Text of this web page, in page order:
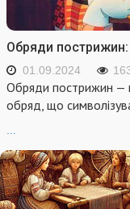
Обряди пострижин:
01.09.2024
Обряди пострижин —
обряд, що
...